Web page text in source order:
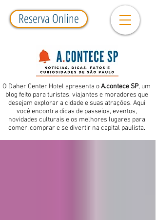
Reserva Online
O Daher Center Hotel apresenta oA.contece SP, um
blog feito para turistas, viajantes e moradores que
desejam explorar a cidade e suas atrações. Aqui
você encontra dicas de passeios, eventos,
novidades culturais e os melhores lugares para
comer, comprar e se divertir na capital paulista.